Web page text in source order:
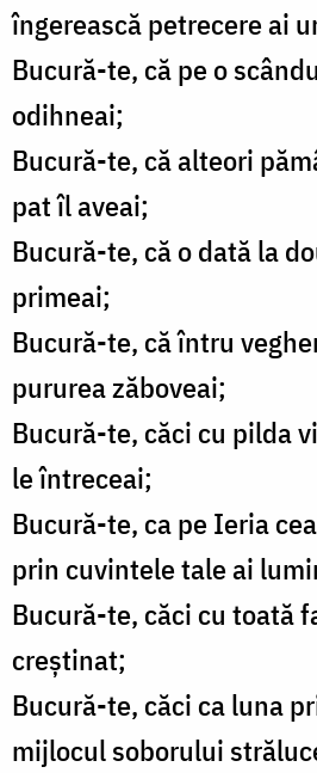
îngerească petrecere ai
Bucură-te, că pe o
odihneai;
Bucură-te, că alteori
pat îl aveai;
Bucură-te, că o dată la
primeai;
Bucură-te, că întru
pururea zăboveai;
Bucură-te, căci cu pilda
le întreceai;
Bucură-te, ca pe Ieria
prin cuvintele tale ai
Bucură-te, căci cu toată
creştinat;
Bucură-te, căci ca luna
mijlocul soborului